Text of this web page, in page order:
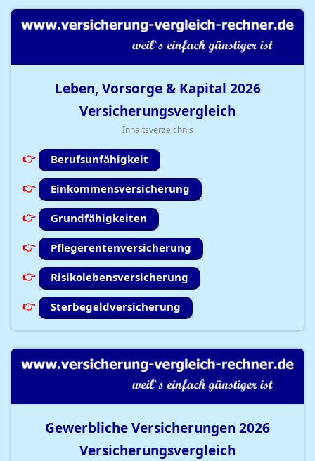
Leben, Vorsorge & Kapital 2026
Versicherungsvergleich
Inhaltsverzeichnis
Berufsunfähigkeit
Einkommensversicherung
Grundfähigkeiten
Pflegerentenversicherung
Risikolebensversicherung
Sterbegeldversicherung
Gewerbliche Versicherungen 2026
Versicherungsvergleich